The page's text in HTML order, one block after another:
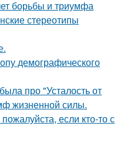
борьбы и триумфа
стереотипы
демографического
про "Усталость от
жизненной силы.
если кто-то с